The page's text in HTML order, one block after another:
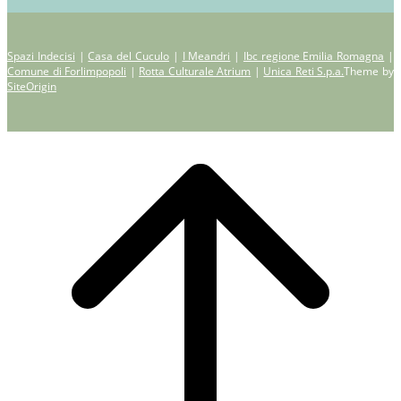
Spazi Indecisi |Casa del Cuculo| I Meandri | Ibc regione Emilia Romagna |
Comune di Forlimpopoli | Rotta Culturale Atrium | Unica Reti S.p.a.Theme by
SiteOrigin